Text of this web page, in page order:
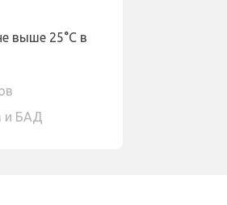
выше 25°С в
и БАД